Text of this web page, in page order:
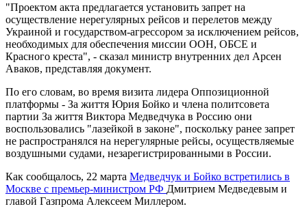
"Проектом акта предлагается установить запрет на
осуществление нерегулярных рейсов и перелетов между
Украиной и государством-агрессором за исключением рейсов,
необходимых для обеспечения миссии ООН, ОБСЕ и
Красного креста", - сказал министр внутренних дел Арсен
Аваков, представляя документ.
По его словам, во время визита лидера Оппозиционной
платформы - За життя Юрия Бойко и члена политсовета
партии За життя Виктора Медведчука в Россию они
воспользовались "лазейкой в законе", поскольку ранее запрет
не распространялся на нерегулярные рейсы, осуществляемые
воздушными судами, незарегистрированными в России.
Как сообщалось, 22 марта Медведчук и Бойко встретились в
Москве с премьер-министром РФ Дмитрием Медведевым и
главой Газпрома Алексеем Миллером.